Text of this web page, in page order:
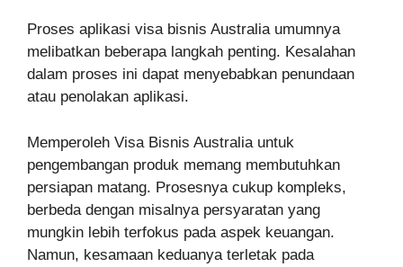
Proses aplikasi visa bisnis Australia umumnya
melibatkan beberapa langkah penting. Kesalahan
dalam proses ini dapat menyebabkan penundaan
atau penolakan aplikasi.
Memperoleh Visa Bisnis Australia untuk
pengembangan produk memang membutuhkan
persiapan matang. Prosesnya cukup kompleks,
berbeda dengan misalnya persyaratan yang
mungkin lebih terfokus pada aspek keuangan.
Namun, kesamaan keduanya terletak pada